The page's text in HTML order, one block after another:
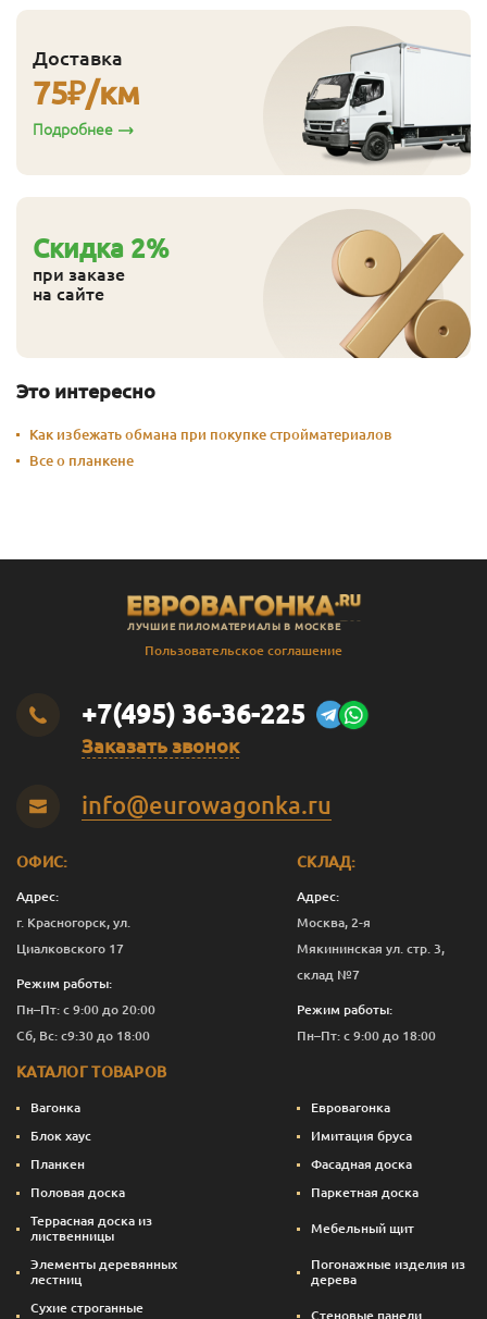
Доставка
75₽/км
Подробнее
Cкидка 2%
при заказе
на сайте
Это интересно
Как избежать обмана при покупке стройматериалов
Все о планкене
ЛУЧШИЕ ПИЛОМАТЕРИАЛЫ В МОСКВЕ
Пользовательское соглашение
+7(495) 36-36-225
Заказать звонок
info@eurowagonka.ru
ОФИС:
Адрес:
г. Красногорск, ул.
Циалковского 17
Режим работы:
Пн–Пт: с 9:00 до 20:00
Сб, Вс: с9:30 до 18:00
СКЛАД:
Адрес:
Москва, 2-я
Мякининская ул. стр. 3,
склад №7
Режим работы:
Пн–Пт: с 9:00 до 18:00
КАТАЛОГ ТОВАРОВ
Вагонка
Евровагонка
Блок хаус
Имитация бруса
Планкен
Фасадная доска
Половая доска
Паркетная доска
Террасная доска из
лиственницы
Мебельный щит
Элементы деревянных
лестниц
Погонажные изделия из
дерева
Сухие строганные
Стеновые панели